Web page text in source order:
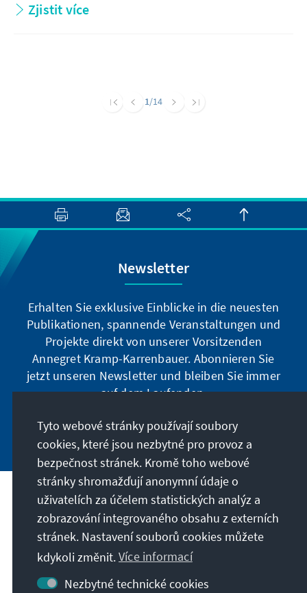
Zjistit více
1/14
Newsletter
Erhalten Sie exklusive Einblicke in die neuesten
Publikationen, spannende Veranstaltungen und
Projekte direkt von unserer Vorsitzenden
Annegret Kramp-Karrenbauer. Abonnieren Sie
jetzt unseren Newsletter und bleiben Sie immer
auf dem Laufenden.
Jetzt abonnieren
Naše poslání
Kontakt
Další nabídky Stiftungu
Tyto webové stránky používají soubory
cookies, které jsou nezbytné pro provoz a
bezpečnost stránek. Kromě toho webové
stránky shromažďují anonymní údaje o
uživatelích za účelem statistických analýz a
zobrazování integrovaného obsahu z externích
stránek. Nastavení souborů cookies můžete
kdykoli změnit.Více informací
Nezbytné technické cookies